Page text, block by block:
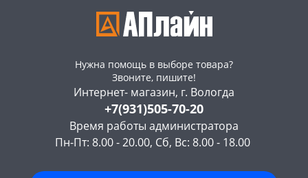
Нужна помощь в выборе товара?
Звоните, пишите!
Интернет- магазин, г. Вологда
+7(931)505-70-20
Время работы администратора
Пн-Пт: 8.00 - 20.00, Сб, Вс: 8.00 - 18.00